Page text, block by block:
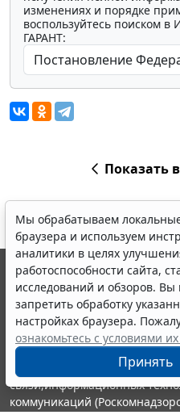
изменениях и порядке
воспользуйтесь поиском
ГАРАНТ:
Показать
Мы обрабатываем
браузера и используем
аналитики в целях
работоспособности сайта,
исследований и обзоров.
запретить обработку
настройках браузера.
ознакомьтесь с условиями
Принять
© ООО "НПП "ГАРАНТ-
выпускается с 1990 года.
являются участниками
информации ГАРАНТ.
Портал ГАРАНТ.РУ
издания Федеральной
связи,информационных
коммуникаций